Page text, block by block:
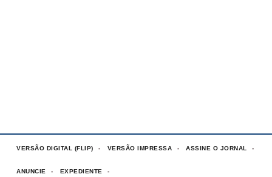
VERSÃO DIGITAL (FLIP) VERSÃO IMPRESSA ASSINE O JORNAL
ANUNCIE EXPEDIENTE